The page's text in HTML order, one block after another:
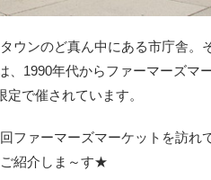
ウンのど真ん中にある市庁舎。
、1990年代からファーマーズマ
定で催されています。
ファーマーズマーケットを訪れ
紹介しま～す★